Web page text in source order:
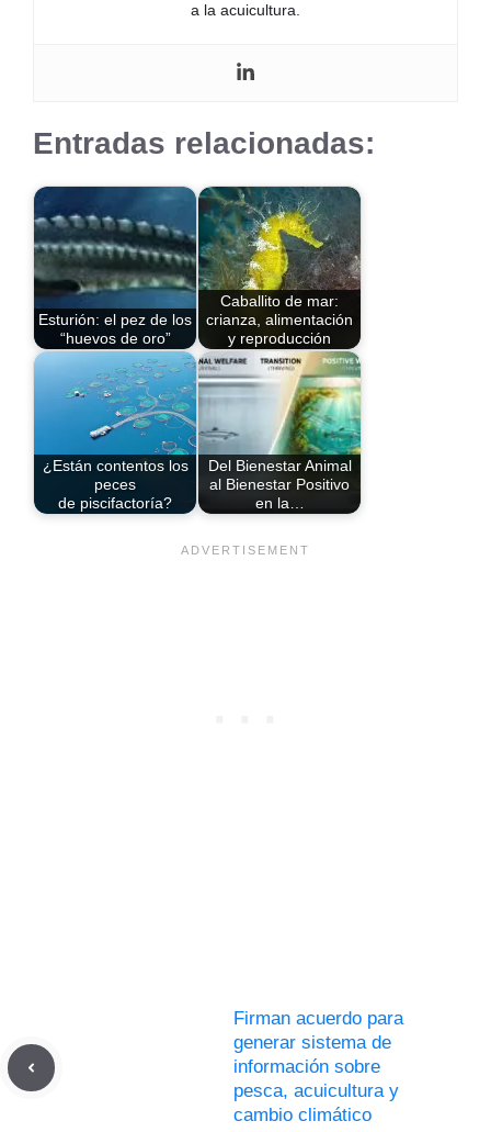
a la acuicultura.
Entradas relacionadas:
Esturión: el pez de los
“huevos de oro”
Caballito de mar:
crianza, alimentación
y reproducción
¿Están contentos los
peces
de piscifactoría?
Del Bienestar Animal
al Bienestar Positivo
en la…
Firman acuerdo para
generar sistema de
información sobre
pesca, acuicultura y
cambio climático